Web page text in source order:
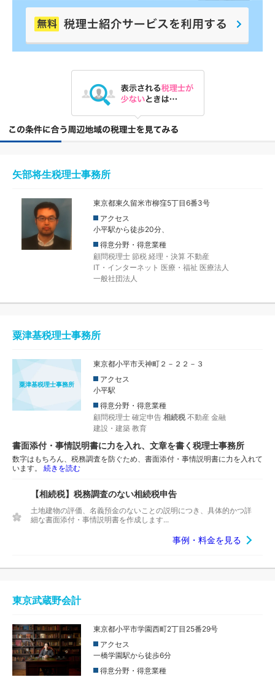
矢部将生税理士事務所
東京都東久留米市柳窪5丁目6番3号
アクセス
小平駅から徒歩20分、
得意分野・得意業種
顧問税理士 節税 経理・決算 不動産
IT・インターネット 医療・福祉 医療法人
一般社団法人
粟津基税理士事務所
粟津基税理士事務所
東京都小平市天神町２－２２－３
アクセス
小平駅
得意分野・得意業種
顧問税理士 確定申告 相続税 不動産 金融
建設・建築 教育
書面添付・事情説明書に力を入れ、文章を書く税理士事務所
数字はもちろん、税務調査を防ぐため、書面添付・事情説明書に力を入れて
います。 続きを読む
【相続税】税務調査のない相続税申告
土地建物の評価、名義預金のないことの説明につき、具体的かつ詳
細な書面添付・事情説明書を作成します...
事例・料金を見る
東京武蔵野会計
東京都小平市学園西町2丁目25番29号
アクセス
一橋学園駅から徒歩6分
得意分野・得意業種